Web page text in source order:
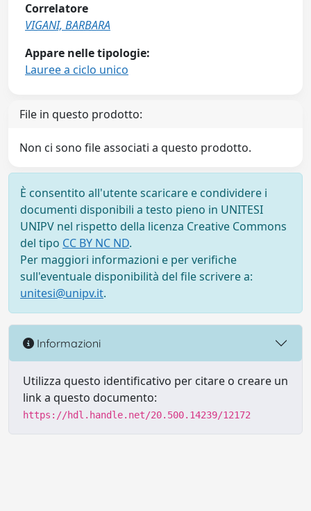
Correlatore
VIGANI, BARBARA
Appare nelle tipologie:
Lauree a ciclo unico
File in questo prodotto:
Non ci sono file associati a questo prodotto.
È consentito all'utente scaricare e condividere i
documenti disponibili a testo pieno in UNITESI
UNIPV nel rispetto della licenza Creative Commons
del tipo CC BY NC ND.
Per maggiori informazioni e per verifiche
sull'eventuale disponibilità del file scrivere a:
unitesi@unipv.it.
Informazioni
Utilizza questo identificativo per citare o creare un
link a questo documento:
https://hdl.handle.net/20.500.14239/12172